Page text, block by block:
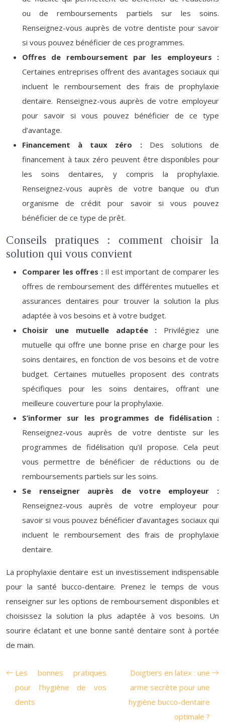
ou de remboursements partiels sur les soins.
Renseignez-vous auprès de votre dentiste pour savoir
si vous pouvez bénéficier de ces programmes.
Offres de remboursement par les employeurs :
Certaines entreprises offrent des avantages sociaux qui
incluent le remboursement des frais de prophylaxie
dentaire. Renseignez-vous auprès de votre employeur
pour savoir si vous pouvez bénéficier de ce type
d’avantage.
Financement à taux zéro : Des solutions de
financement à taux zéro peuvent être disponibles pour
les soins dentaires, y compris la prophylaxie.
Renseignez-vous auprès de votre banque ou d’un
organisme de crédit pour savoir si vous pouvez
bénéficier de ce type de prêt.
Conseils pratiques : comment choisir la
solution qui vous convient
Comparer les offres : Il est important de comparer les
offres de remboursement des différentes mutuelles et
assurances dentaires pour trouver la solution la plus
adaptée à vos besoins et à votre budget.
Choisir une mutuelle adaptée : Privilégiez une
mutuelle qui offre une bonne prise en charge pour les
soins dentaires, en fonction de vos besoins et de votre
budget. Certaines mutuelles proposent des contrats
spécifiques pour les soins dentaires, offrant une
meilleure couverture pour la prophylaxie.
S’informer sur les programmes de fidélisation :
Renseignez-vous auprès de votre dentiste sur les
programmes de fidélisation qu’il propose. Cela peut
vous permettre de bénéficier de réductions ou de
remboursements partiels sur les soins.
Se renseigner auprès de votre employeur :
Renseignez-vous auprès de votre employeur pour
savoir si vous pouvez bénéficier d’avantages sociaux qui
incluent le remboursement des frais de prophylaxie
dentaire.
La prophylaxie dentaire est un investissement indispensable
pour la santé bucco-dentaire. Prenez le temps de vous
renseigner sur les options de remboursement disponibles et
choisissez la solution la plus adaptée à vos besoins. Un
sourire éclatant et une bonne santé dentaire sont à portée
de main.
Les bonnes pratiques
pour l’hygiène de vos
dents
Doigtiers en latex : une
arme secrète pour une
hygiène bucco-dentaire
optimale ?